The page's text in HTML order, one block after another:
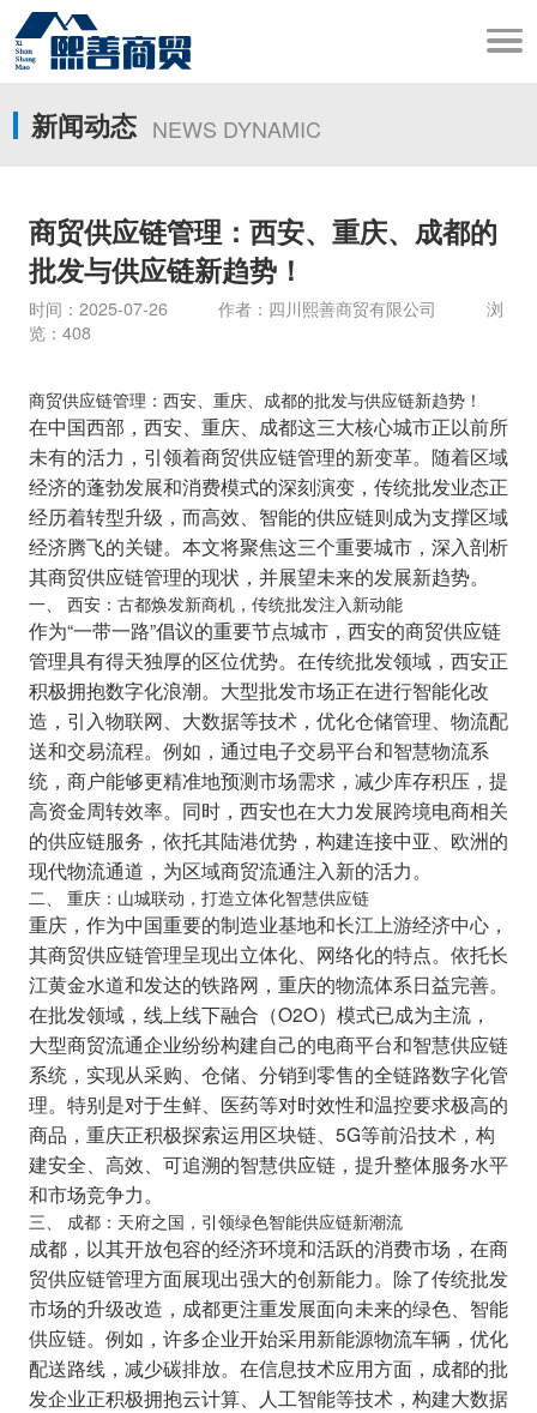
新闻动态 NEWS DYNAMIC
商贸供应链管理：西安、重庆、成都的
批发与供应链新趋势！
时间：2025-07-26 作者：四川熙善商贸有限公司 浏
览：408
商贸供应链管理：西安、重庆、成都的批发与供应链新趋势！
在中国西部，西安、重庆、成都这三大核心城市正以前所
未有的活力，引领着商贸供应链管理的新变革。随着区域
经济的蓬勃发展和消费模式的深刻演变，传统批发业态正
经历着转型升级，而高效、智能的供应链则成为支撑区域
经济腾飞的关键。本文将聚焦这三个重要城市，深入剖析
其商贸供应链管理的现状，并展望未来的发展新趋势。
一、 西安：古都焕发新商机，传统批发注入新动能
作为“一带一路”倡议的重要节点城市，西安的商贸供应链
管理具有得天独厚的区位优势。在传统批发领域，西安正
积极拥抱数字化浪潮。大型批发市场正在进行智能化改
造，引入物联网、大数据等技术，优化仓储管理、物流配
送和交易流程。例如，通过电子交易平台和智慧物流系
统，商户能够更精准地预测市场需求，减少库存积压，提
高资金周转效率。同时，西安也在大力发展跨境电商相关
的供应链服务，依托其陆港优势，构建连接中亚、欧洲的
现代物流通道，为区域商贸流通注入新的活力。
二、 重庆：山城联动，打造立体化智慧供应链
重庆，作为中国重要的制造业基地和长江上游经济中心，
其商贸供应链管理呈现出立体化、网络化的特点。依托长
江黄金水道和发达的铁路网，重庆的物流体系日益完善。
在批发领域，线上线下融合（O2O）模式已成为主流，
大型商贸流通企业纷纷构建自己的电商平台和智慧供应链
系统，实现从采购、仓储、分销到零售的全链路数字化管
理。特别是对于生鲜、医药等对时效性和温控要求极高的
商品，重庆正积极探索运用区块链、5G等前沿技术，构
建安全、高效、可追溯的智慧供应链，提升整体服务水平
和市场竞争力。
三、 成都：天府之国，引领绿色智能供应链新潮流
成都，以其开放包容的经济环境和活跃的消费市场，在商
贸供应链管理方面展现出强大的创新能力。除了传统批发
市场的升级改造，成都更注重发展面向未来的绿色、智能
供应链。例如，许多企业开始采用新能源物流车辆，优化
配送路线，减少碳排放。在信息技术应用方面，成都的批
发企业正积极拥抱云计算、人工智能等技术，构建大数据